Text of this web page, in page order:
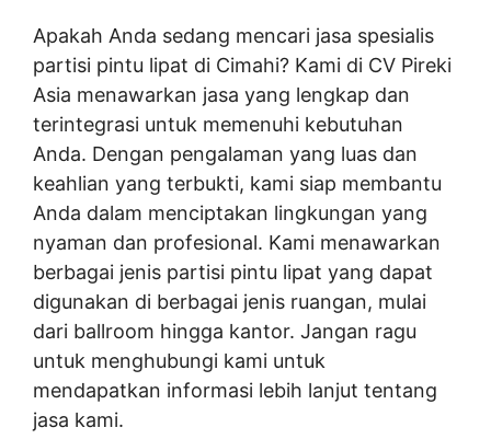
Apakah Anda sedang mencari jasa spesialis
partisi pintu lipat di Cimahi? Kami di CV Pireki
Asia menawarkan jasa yang lengkap dan
terintegrasi untuk memenuhi kebutuhan
Anda. Dengan pengalaman yang luas dan
keahlian yang terbukti, kami siap membantu
Anda dalam menciptakan lingkungan yang
nyaman dan profesional. Kami menawarkan
berbagai jenis partisi pintu lipat yang dapat
digunakan di berbagai jenis ruangan, mulai
dari ballroom hingga kantor. Jangan ragu
untuk menghubungi kami untuk
mendapatkan informasi lebih lanjut tentang
jasa kami.